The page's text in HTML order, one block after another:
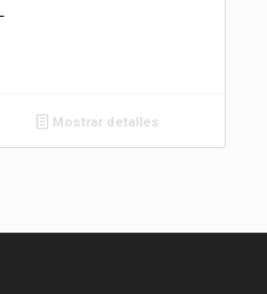
Mostrar detalles